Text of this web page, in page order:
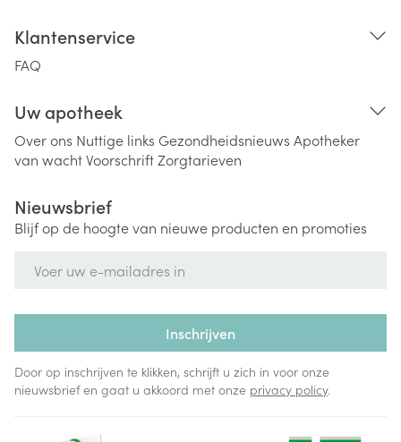
Klantenservice
FAQ
Uw apotheek
Over ons Nuttige links Gezondheidsnieuws Apotheker
van wachtVoorschriftZorgtarieven
Nieuwsbrief
Blijf op de hoogte van nieuwe producten en promoties
Inschrijven
Door op inschrijven te klikken, schrijft u zich in voor onze
nieuwsbrief en gaat u akkoord met onze privacy policy.